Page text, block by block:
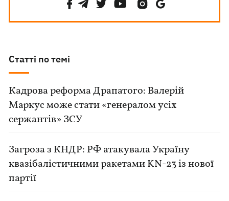
Статті по темі
Кадрова реформа Драпатого: Валерій
Маркус може стати «генералом усіх
сержантів» ЗСУ
Загроза з КНДР: РФ атакувала Україну
квазібалістичними ракетами KN-23 із нової
партії